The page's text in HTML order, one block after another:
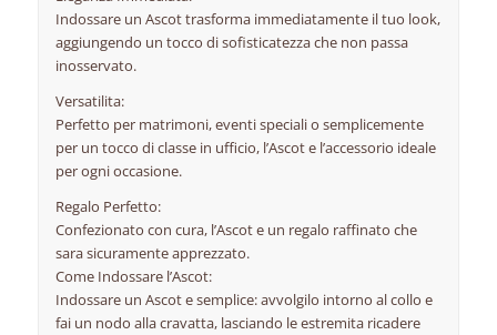
Indossare un Ascot trasforma immediatamente il tuo look,
aggiungendo un tocco di sofisticatezza che non passa
inosservato.
Versatilita:
Perfetto per matrimoni, eventi speciali o semplicemente
per un tocco di classe in ufficio, l’Ascot e l’accessorio ideale
per ogni occasione.
Regalo Perfetto:
Confezionato con cura, l’Ascot e un regalo raffinato che
sara sicuramente apprezzato.
Come Indossare l’Ascot:
Indossare un Ascot e semplice: avvolgilo intorno al collo e
fai un nodo alla cravatta, lasciando le estremita ricadere